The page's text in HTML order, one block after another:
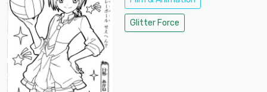
Glitter Force